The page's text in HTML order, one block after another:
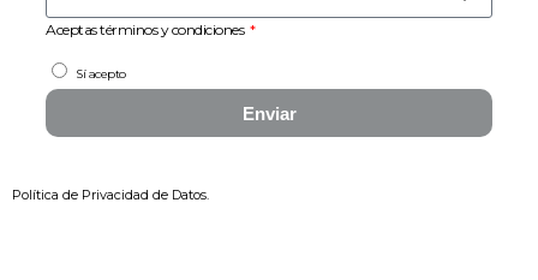
Aceptas términos y condiciones
Sí acepto
Enviar
Política de Privacidad de Datos.